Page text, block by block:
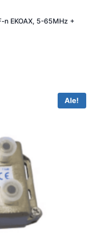
n EKOAX, 5-65MHz +
Ale!